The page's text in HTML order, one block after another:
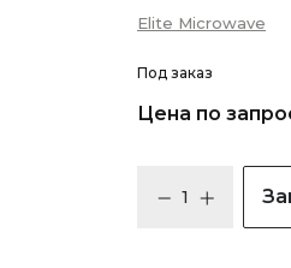
Elite Microwave
Под заказ
Цена по